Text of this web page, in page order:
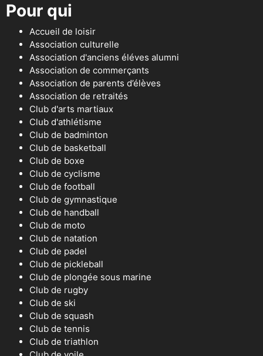
Pour qui
Accueil de loisir
Association culturelle
Association d'anciens éléves alumni
Association de commerçants
Association de parents d’élèves
Association de retraités
Club d'arts martiaux
Club d'athlétisme
Club de badminton
Club de basketball
Club de boxe
Club de cyclisme
Club de football
Club de gymnastique
Club de handball
Club de moto
Club de natation
Club de padel
Club de pickleball
Club de plongée sous marine
Club de rugby
Club de ski
Club de squash
Club de tennis
Club de triathlon